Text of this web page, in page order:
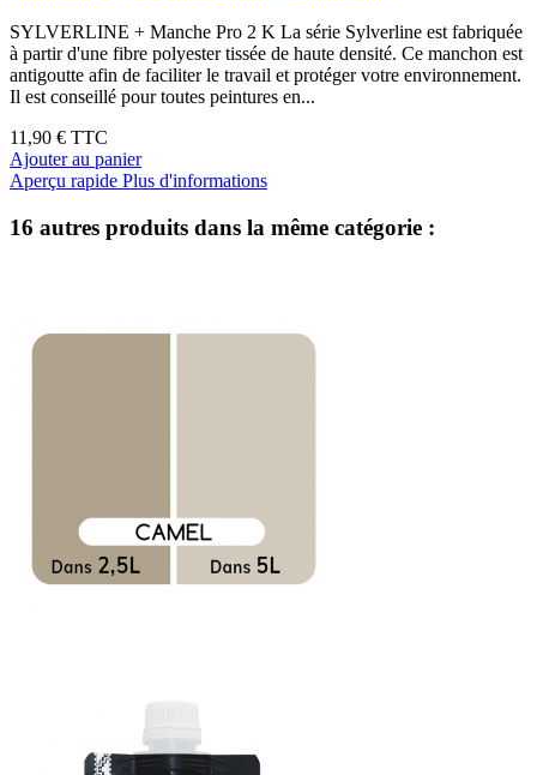
SYLVERLINE + Manche Pro 2 K La série Sylverline est fabriquée
à partir d'une fibre polyester tissée de haute densité. Ce manchon est
antigoutte afin de faciliter le travail et protéger votre environnement.
Il est conseillé pour toutes peintures en...
11,90 € TTC
Ajouter au panier
Aperçu rapide Plus d'informations
16 autres produits dans la même catégorie :